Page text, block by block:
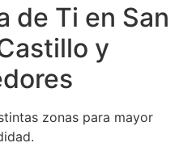
de Ti en San
y
zonas para mayor